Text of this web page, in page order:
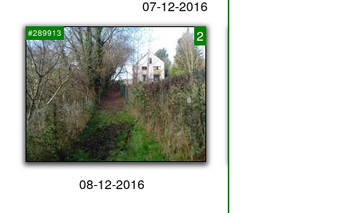
07-12-2016
#289913
08-12-2016
2